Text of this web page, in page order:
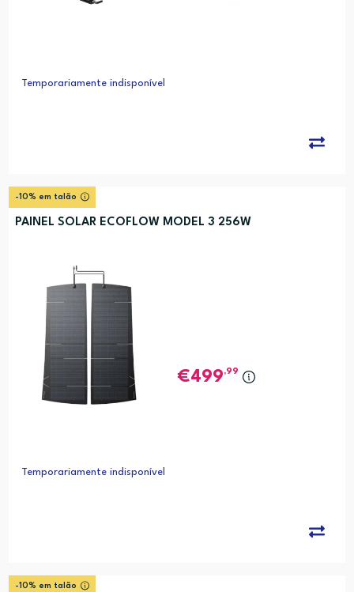
Temporariamente indisponível
-10% em talão
PAINEL SOLAR ECOFLOW MODEL 3 256W
499,99
Temporariamente indisponível
-10% em talão